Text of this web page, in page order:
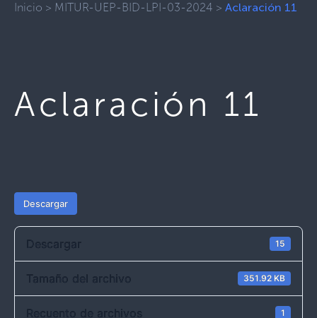
Inicio > MITUR-UEP-BID-LPI-03-2024 > Aclaración 11
Aclaración 11
Descargar
Descargar 15
Tamaño del archivo 351.92 KB
Recuento de archivos 1